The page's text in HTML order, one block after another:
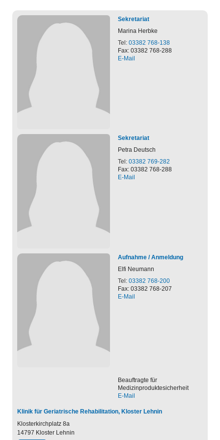
Sekretariat
Marina Herbke
Tel: 03382 768-138
Fax: 03382 768-288
E-Mail
Sekretariat
Petra Deutsch
Tel: 03382 769-282
Fax: 03382 768-288
E-Mail
Aufnahme / Anmeldung
Elfi Neumann
Tel: 03382 768-200
Fax: 03382 768-207
E-Mail
Beauftragte für
Medizinproduktesicherheit
E-Mail
Klinik für Geriatrische Rehabilitation, Kloster Lehnin
Klosterkirchplatz 8a
14797 Kloster Lehnin